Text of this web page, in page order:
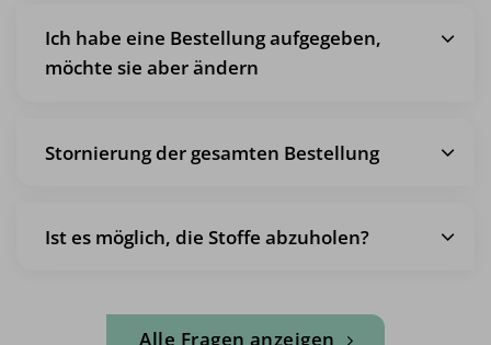
Ich habe eine Bestellung aufgegeben,
möchte sie aber ändern
Stornierung der gesamten Bestellung
Ist es möglich, die Stoffe abzuholen?
Alle Fragen anzeigen